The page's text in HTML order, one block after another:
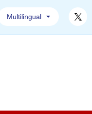
Multilingual